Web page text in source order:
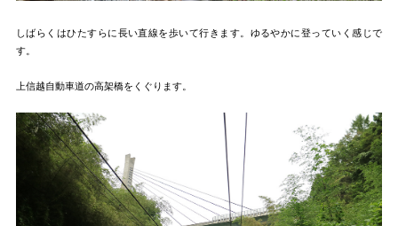
しばらくはひたすらに長い直線を歩いて行きます。ゆるやかに登っていく感じで
す。
上信越自動車道の高架橋をくぐります。